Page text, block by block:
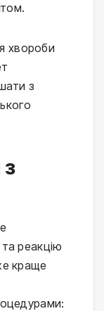
хвороби
з
реакцію
краще